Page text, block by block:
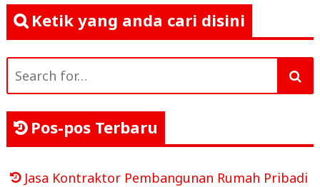
Ketik yang anda cari disini
for:
Pos-pos Terbaru
Jasa Kontraktor Pembangunan Rumah Pribadi